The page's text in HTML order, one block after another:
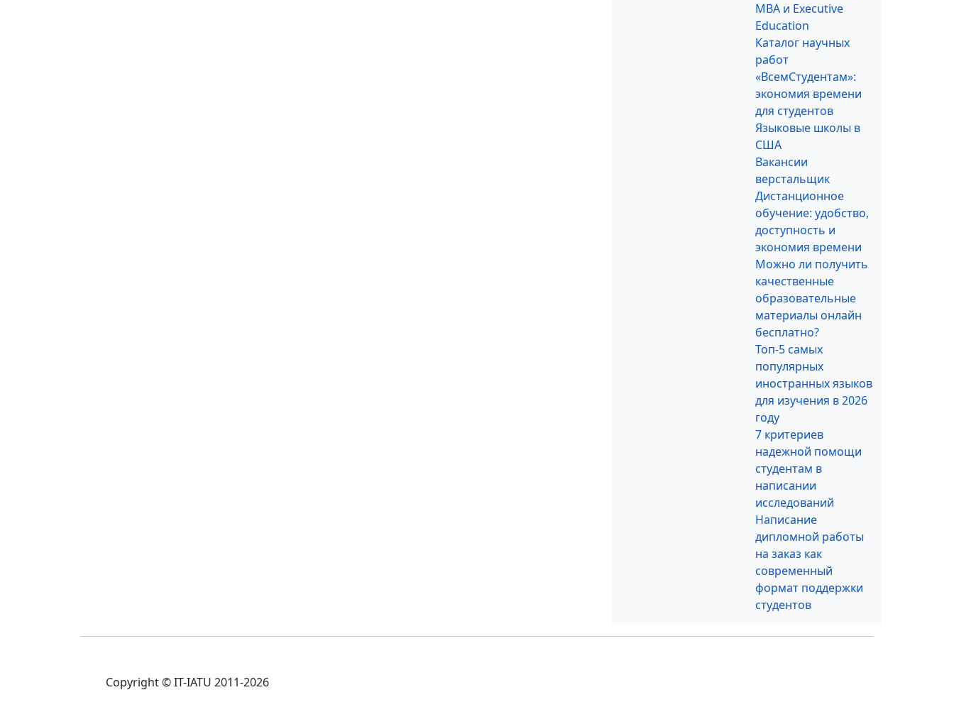
MBA и Executive
Education
Каталог научных
работ
«ВсемСтудентам»:
экономия времени
для студентов
Языковые школы в
США
Вакансии
верстальщик
Дистанционное
обучение: удобство,
доступность и
экономия времени
Можно ли получить
качественные
образовательные
материалы онлайн
бесплатно?
Топ-5 самых
популярных
иностранных языков
для изучения в 2026
году
7 критериев
надежной помощи
студентам в
написании
исследований
Написание
дипломной работы
на заказ как
современный
формат поддержки
студентов
Copyright © IT-IATU 2011-2026